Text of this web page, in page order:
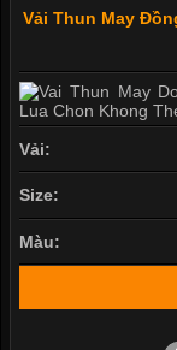
Vải Thun May
Vải:
Size:
Màu: